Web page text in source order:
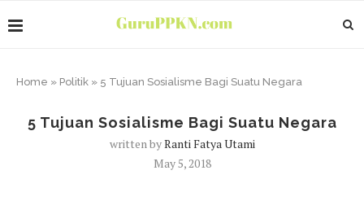
Home » Politik » 5 Tujuan Sosialisme Bagi Suatu Negara
5 Tujuan Sosialisme Bagi Suatu Negara
written byRanti Fatya Utami
May 5, 2018